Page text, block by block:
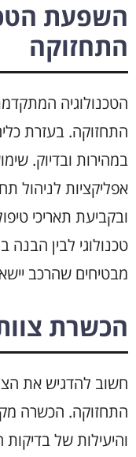
השפעת
התחזוקה
הטכנולוגיה
התחזוקה. בעזרת
במהירות ובדיוק.
אפליקציות לניהול
ובקביעת תאריכי
מבטיחים שהרכב
הכשרת
חשוב להדגיש את
התחזוקה. הכשרה
והיעילות של